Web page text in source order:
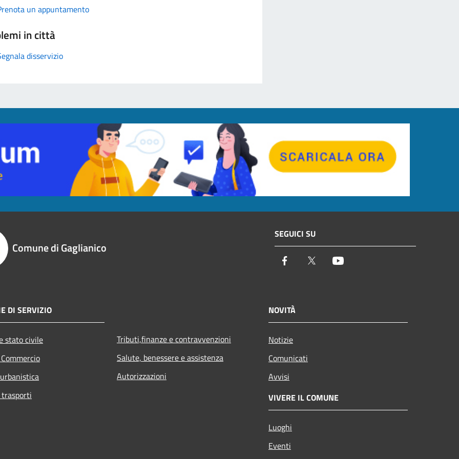
un appuntamento
in città
disservizio
Comune di Gaglianico
SEGUICI SU
Facebook Twitter
DI SERVIZIO
stato civile
Tributi,finanze e contravvenzioni
Salute, benessere e assistenza
Autorizzazioni
NOVITÀ
Notizie
Comunicati
Avvisi
VIVERE IL COMUNE
Luoghi
Eventi